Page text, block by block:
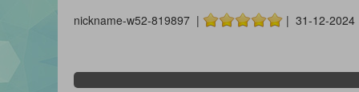
nickname-w52-819897 | | 31-12-2024